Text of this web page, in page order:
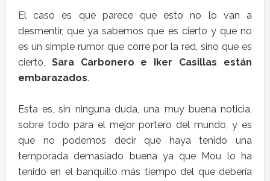
El caso es que parece que esto no lo van a
desmentir, que ya sabemos que es cierto y que no
es un simple rumor que corre por la red, sino que es
cierto, Sara Carbonero e Iker Casillas están
embarazados.
Esta es, sin ninguna duda, una muy buena noticia,
sobre todo para el mejor portero del mundo, y es
que no podemos decir que haya tenido una
temporada demasiado buena ya que Mou lo ha
tenido en el banquillo más tiempo del que debería